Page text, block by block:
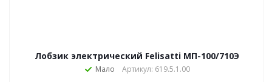
Лобзик электрический Felisatti МП-100/710Э
Мало Артикул: 619.5.1.00